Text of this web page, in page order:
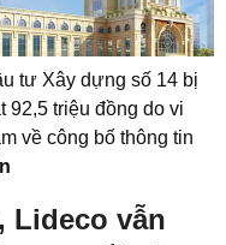
tư Xây dựng số 14 bị
92,5 triệu đồng do vi
về công bố thông tin
Lideco vẫn